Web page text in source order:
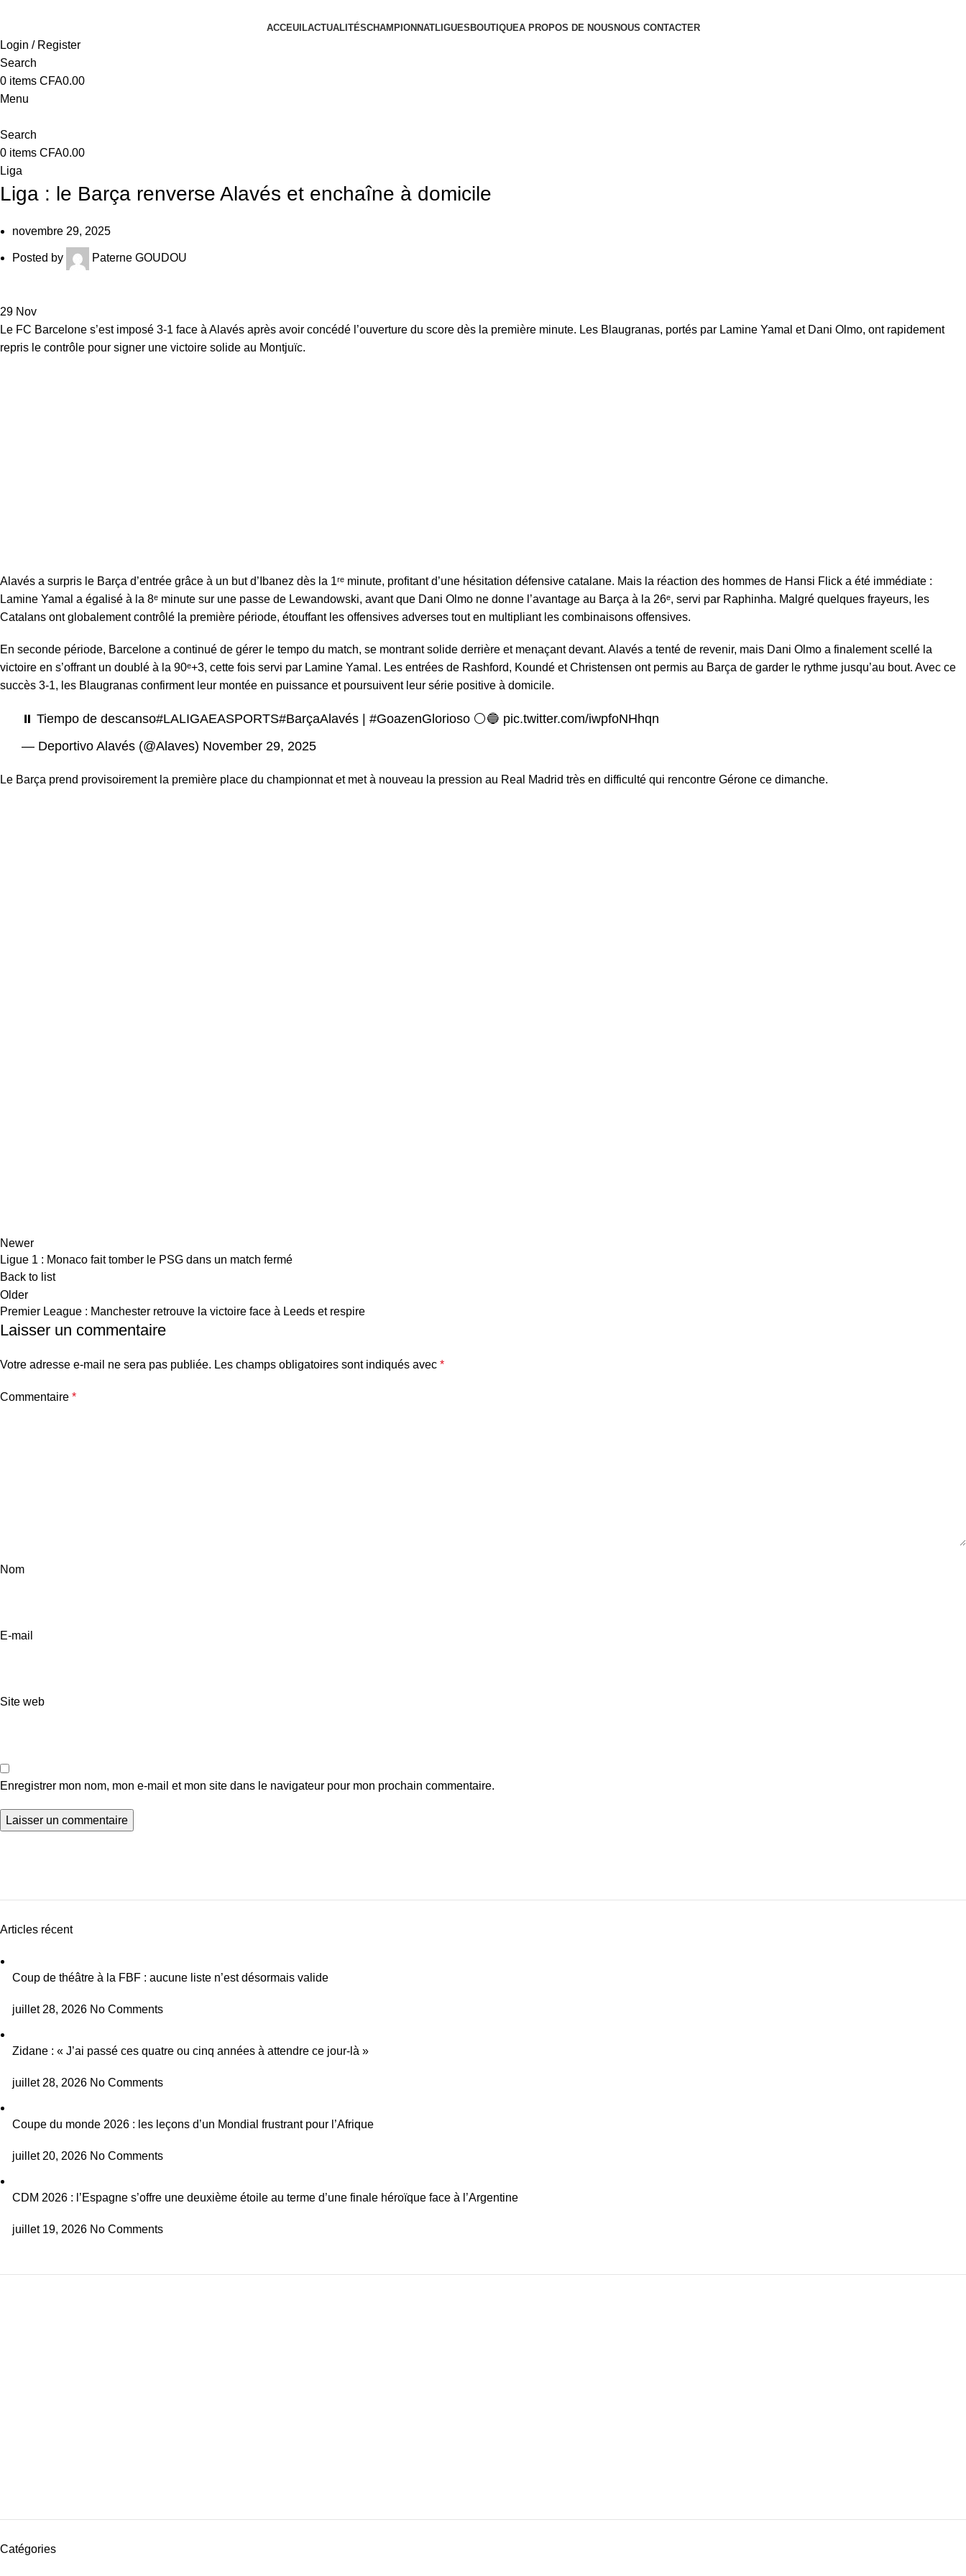
ACCEUILACTUALITÉSCHAMPIONNATLIGUES BOUTIQUEA PROPOS DE NOUS NOUS CONTACTER
Login / Register
Search
0 items CFA0.00
Menu
Search
0 items CFA0.00
Liga
Liga : le Barça renverse Alavés et enchaîne à domicile
novembre 29, 2025
Posted by Paterne GOUDOU
29 Nov
Le FC Barcelone s’est imposé 3-1 face à Alavés après avoir concédé l’ouverture du score dès la première minute. Les Blaugranas, portés par Lamine Yamal et Dani Olmo, ont rapidement
repris le contrôle pour signer une victoire solide au Montjuïc.
Alavés a surpris le Barça d’entrée grâce à un but d’Ibanez dès la 1ʳᵉ minute, profitant d’une hésitation défensive catalane. Mais la réaction des hommes de Hansi Flick a été immédiate :
Lamine Yamal a égalisé à la 8ᵉ minute sur une passe de Lewandowski, avant que Dani Olmo ne donne l’avantage au Barça à la 26ᵉ, servi par Raphinha. Malgré quelques frayeurs, les
Catalans ont globalement contrôlé la première période, étouffant les offensives adverses tout en multipliant les combinaisons offensives.
En seconde période, Barcelone a continué de gérer le tempo du match, se montrant solide derrière et menaçant devant. Alavés a tenté de revenir, mais Dani Olmo a finalement scellé la
victoire en s’offrant un doublé à la 90ᵉ+3, cette fois servi par Lamine Yamal. Les entrées de Rashford, Koundé et Christensen ont permis au Barça de garder le rythme jusqu’au bout. Avec ce
succès 3-1, les Blaugranas confirment leur montée en puissance et poursuivent leur série positive à domicile.
⏸️ Tiempo de descanso#LALIGAEASPORTS#BarçaAlavés #GoazenGlorioso ⚪️🔵 pic.twitter.com/iwpfoNHhqn
— Deportivo Alavés (@Alaves) November 29, 2025
Le Barça prend provisoirement la première place du championnat et met à nouveau la pression au Real Madrid très en difficulté qui rencontre Gérone ce dimanche.
Newer
Ligue 1 : Monaco fait tomber le PSG dans un match fermé
Back to list
Older
Premier League : Manchester retrouve la victoire face à Leeds et respire
Laisser un commentaire
Votre adresse e-mail ne sera pas publiée. Les champs obligatoires sont indiqués avec *
Commentaire *
Nom
E-mail
Site web
Enregistrer mon nom, mon e-mail et mon site dans le navigateur pour mon prochain commentaire.
Articles récent
Coup de théâtre à la FBF : aucune liste n’est désormais valide
juillet 28, 2026 No Comments
Zidane : « J’ai passé ces quatre ou cinq années à attendre ce jour-là »
juillet 28, 2026 No Comments
Coupe du monde 2026 : les leçons d’un Mondial frustrant pour l’Afrique
juillet 20, 2026 No Comments
CDM 2026 : l’Espagne s’offre une deuxième étoile au terme d’une finale héroïque face à l’Argentine
juillet 19, 2026 No Comments
Catégories